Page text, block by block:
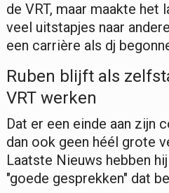
de VRT, maar maakte het
veel uitstapjes naar
een carrière als dj
Ruben blijft als
VRT werken
Dat er een einde aan zijn
dan ook geen héél grote
Laatste Nieuws hebben
"goede gesprekken" dat